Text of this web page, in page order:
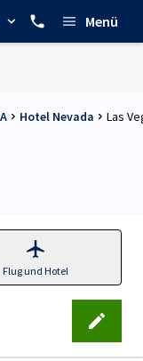
Menü
Hotel Nevada Las
Flug und Hotel